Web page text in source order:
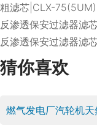
粗滤芯|CLX-75(5UM)
反渗透保安过滤器滤
反渗透保安过滤器滤
猜你喜欢
燃气发电厂汽轮机